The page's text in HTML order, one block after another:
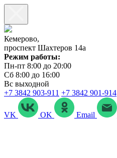
Кемерово,
проспект Шахтеров 14а
Режим работы:
Пн-пт 8:00 до 20:00
Сб 8:00 до 16:00
Вс выходной
+7 3842 903‑911 +7 3842 901‑914
VK OK Email